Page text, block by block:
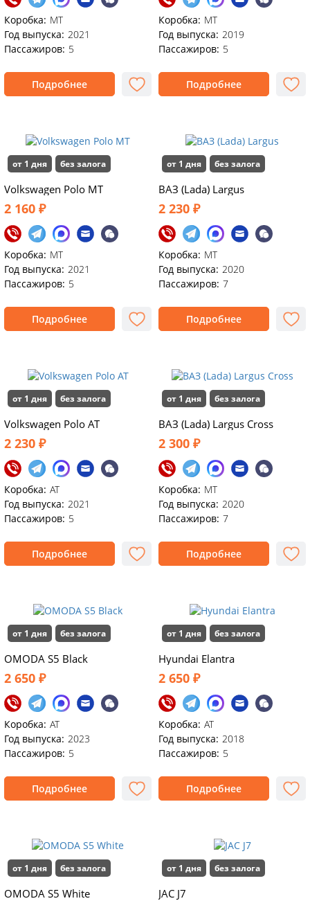
Коробка: MT
Год выпуска: 2021
Пассажиров: 5
Подробнее
Коробка: MT
Год выпуска: 2019
Пассажиров: 5
Подробнее
от 1 дня без залога
Volkswagen Polo MT
2 160 ₽
Коробка: MT
Год выпуска: 2021
Пассажиров: 5
Подробнее
от 1 дня без залога
ВАЗ (Lada) Largus
2 230 ₽
Коробка: MT
Год выпуска: 2020
Пассажиров: 7
Подробнее
от 1 дня без залога
Volkswagen Polo АТ
2 230 ₽
Коробка: AT
Год выпуска: 2021
Пассажиров: 5
Подробнее
от 1 дня без залога
ВАЗ (Lada) Largus Cross
2 300 ₽
Коробка: MT
Год выпуска: 2020
Пассажиров: 7
Подробнее
от 1 дня без залога
OMODA S5 Black
2 650 ₽
Коробка: АТ
Год выпуска: 2023
Пассажиров: 5
Подробнее
от 1 дня без залога
Hyundai Elantra
2 650 ₽
Коробка: AT
Год выпуска: 2018
Пассажиров: 5
Подробнее
от 1 дня без залога
OMODA S5 White
от 1 дня без залога
JAC J7